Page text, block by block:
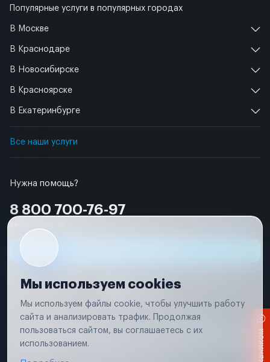
Нужна помощь?
8 800 700-76-97
Популярные услуги в популярных городах
В Москве
В Краснодаре
В Новосибирске
В Красноярске
В Екатеринбурге
Все наши услуги
Условия использования
Удаление аккаунта
Вся информация, представленная на сайте, носит исключительно
соответствии с положениями статьи 437 (п. 2) Гражданского кодекса
Мы используем cookies
Мы используем файлы cookie, чтобы улучшить работу
сайта и анализировать трафик. Продолжая
пользоваться сайтом, вы соглашаетесь с их
использованием.